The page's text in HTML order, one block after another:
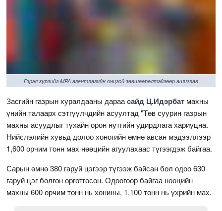
Гэрэл зургийг MPA агентлагийн онцгой зөвшөөрөлтэйгөөр ашиглав
Засгийн газрын хуралдааны дараасайд Ц.Идэрбат махны
үнийн талаарх сэтгүүлчдийн асуултад "Төв суурин газрын
махны асуудлыг тухайн орон нутгийн удирдлага хариуцна.
Нийслэлийн хувьд долоо хоногийн өмнө авсан мэдээллээр
1,600 орчим тонн мах нөөцийн агуулахаас түгээгдэж байгаа.
Сарын өмнө 380 гаруй цэгээр түгээж байсан бол одоо 630
гаруй цэг болгон өргөтгөсөн. Одоогоор байгаа нөөцийн
махны 600 орчим тонн нь хонины, 1,100 тонн нь үхрийн мах.